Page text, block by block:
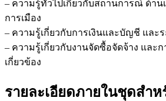
– ความรู้ทั่วไปเกี่ยวกับสถานการณ์ ด้าน
การเมือง
– ความรู้เกี่ยวกับการเงินและบัญชี และร
– ความรู้เกี่ยวกับงานจัดซื้อจัดจ้าง และ
เกี่ยวข้อง
รายละเอียดภายในชุดสำห